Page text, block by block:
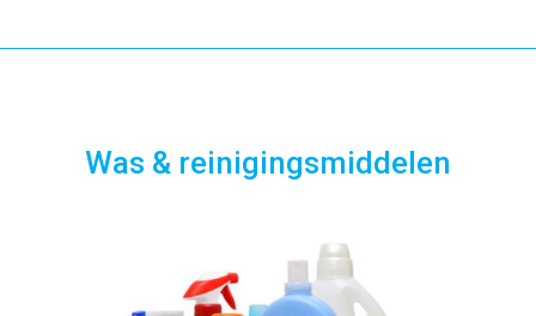
Was & reinigingsmiddelen